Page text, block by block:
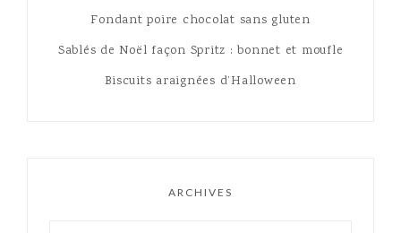
Fondant poire chocolat sans gluten
Sablés de Noël façon Spritz : bonnet et moufle
Biscuits araignées d’Halloween
ARCHIVES